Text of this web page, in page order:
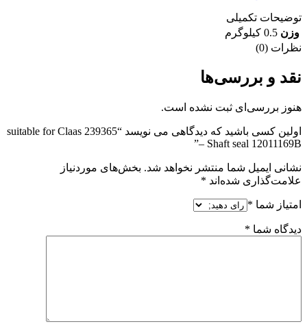
توضیحات تکمیلی
وزن 0.5 کیلوگرم
نظرات (0)
نقد و بررسی‌ها
هنوز بررسی‌ای ثبت نشده است.
اولین کسی باشید که دیدگاهی می نویسد “239365 suitable for Claas
– Shaft seal 12011169B”
نشانی ایمیل شما منتشر نخواهد شد. بخش‌های موردنیاز
علامت‌گذاری شده‌اند *
امتیاز شما *
دیدگاه شما *